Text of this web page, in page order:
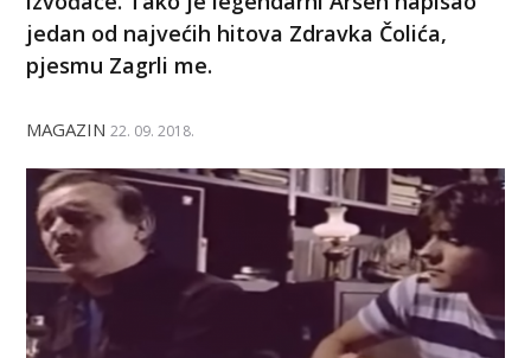
jedan od najvećih hitova Zdravka Čolića,
pjesmu Zagrli me.
MAGAZIN 22. 09. 2018.